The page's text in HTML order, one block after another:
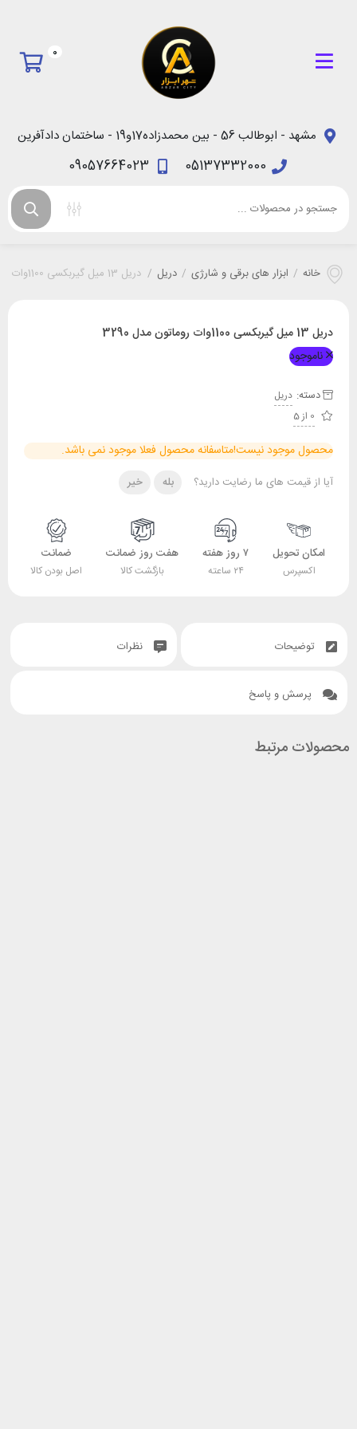
0
مشهد - ابوطالب 56 - بین محمدزاده17و19 - ساختمان دادآفرین
05137332000
09057664023
خانه / ابزار های برقی و شارژی / دریل / دریل 13 میل گیربکسی 1100وات روماتون مدل 3290
دریل 13 میل گیربکسی 1100وات روماتون مدل 3290
ناموجود
دسته: دریل
0 از 5
محصول موجود نیست!متاسفانه محصول فعلا موجود نمی باشد.
آیا از قیمت های ما رضایت دارید؟ بله خیر
امکان تحویل
اکسپرس
۷ روز هفته
۲۴ ساعته
هفت روز ضمانت
بازگشت کالا
ضمانت
اصل بودن کالا
توضیحات نظرات
پرسش و پاسخ
محصولات مرتبط